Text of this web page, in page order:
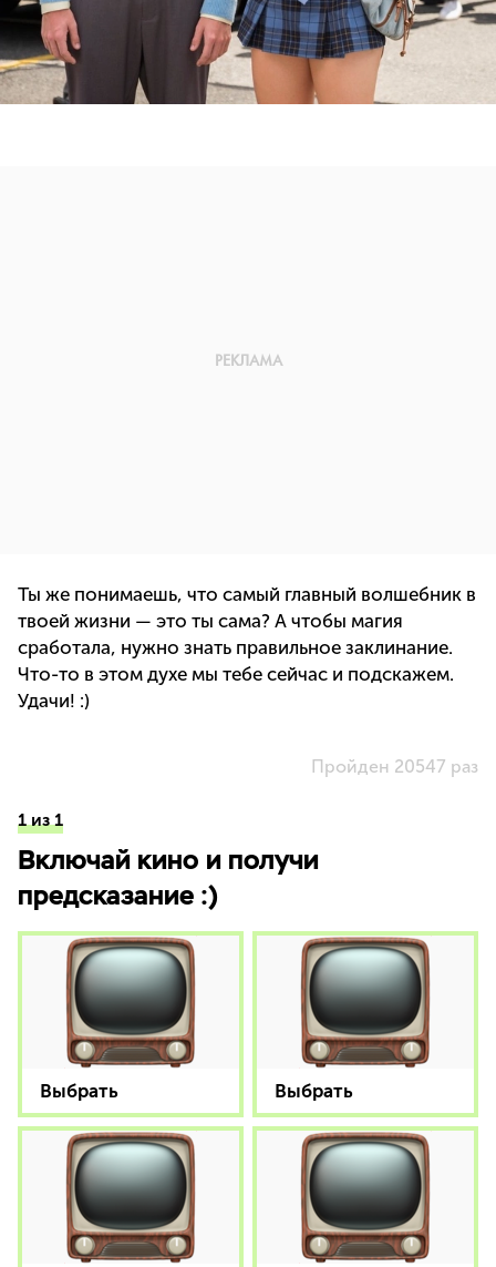
Ты же понимаешь, что самый главный волшебник в
твоей жизни — это ты сама? А чтобы магия
сработала, нужно знать правильное заклинание.
Что-то в этом духе мы тебе сейчас и подскажем.
Удачи! :)
Пройден 20547 раз
1 из 1
Включай кино и получи
предсказание :)
Выбрать Выбрать